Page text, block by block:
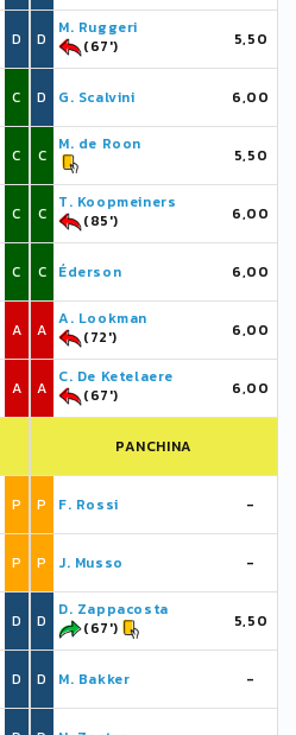
D
C
C
C
C
A
A
P
P
D
D
D
M. Ruggeri
(67')
5,50
D G. Scalvini 6,00
C
M. de Roon
5,50
C
T. Koopmeiners
(85')
6,00
C Éderson 6,00
A
A. Lookman
(72')
6,00
A
C. De Ketelaere
(67')
6,00
PANCHINA
P F. Rossi -
P J. Musso -
D
D. Zappacosta
(67')
5,50
D M. Bakker -